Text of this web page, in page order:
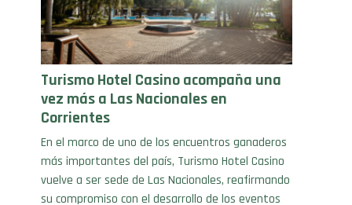
Turismo Hotel Casino acompaña una
vez más a Las Nacionales en
Corrientes
En el marco de uno de los encuentros ganaderos
más importantes del país, Turismo Hotel Casino
vuelve a ser sede de Las Nacionales, reafirmando
su compromiso con el desarrollo de los eventos
más destacados de la región. “En nombre de